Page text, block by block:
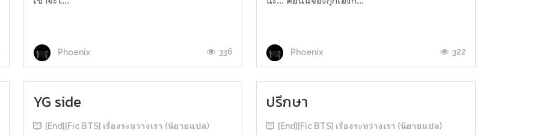
Phoenix 336 Phoenix 322
YG side
[End][Fic BTS] เรื่องระหว่างเรา (นิยายแปล)
ปรึกษา
[End][Fic BTS] เรื่องระหว่างเรา (นิยายแปล)